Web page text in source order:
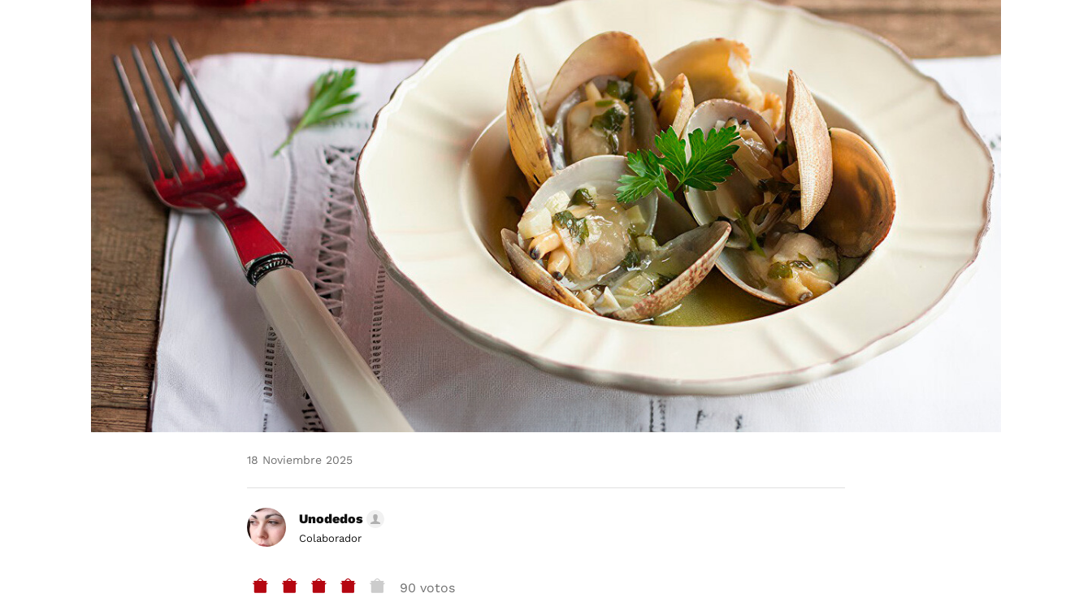
18 Noviembre 2025
Unodedos
Colaborador
90 votos